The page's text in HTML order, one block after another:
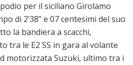
per il siciliano Girolamo
di 2’38” e 07 centesimi del suo
la bandiera a scacchi,
tra le E2 SS in gara al volante
motorizzata Suzuki, ultimo tra i